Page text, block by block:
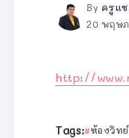
By ครูแ
20 พฤษ
http://
Tags: ห้องวิท